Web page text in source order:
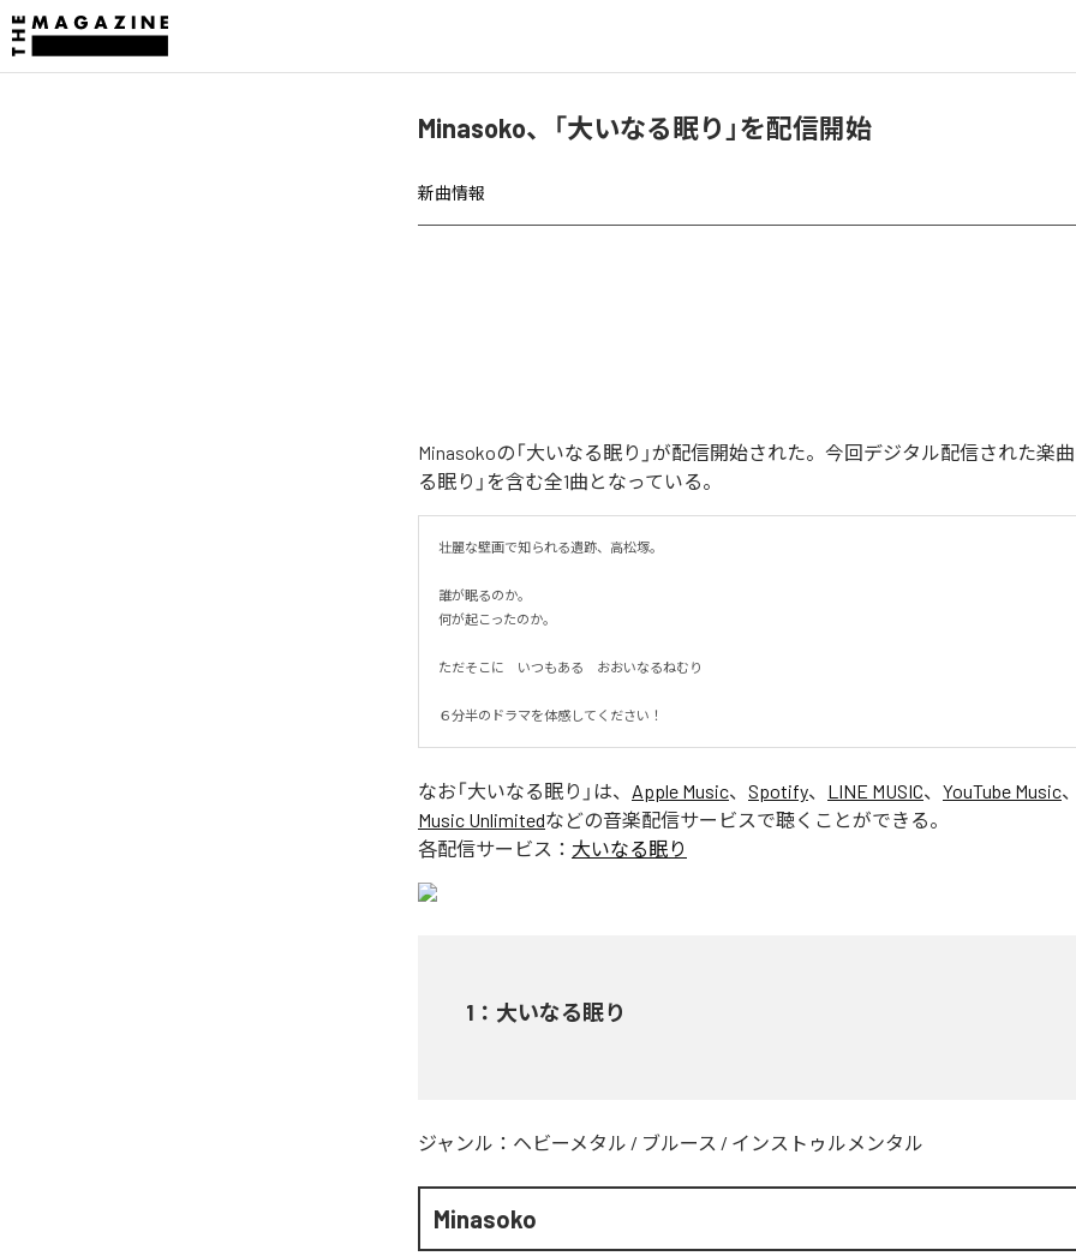
Minasoko、「大いなる眠り」を配信開始
新曲情報
Minasokoの「大いなる眠り」が配信開始された。今回デジタル配信された楽曲
る眠り」を含む全1曲となっている。
壮麗な壁画で知られる遺跡、高松塚。
誰が眠るのか。
何が起こったのか。
ただそこに　いつもある　おおいなるねむり
６分半のドラマを体感してください！
なお「大いなる眠り 」は、 Apple Music、 Spotify、 LINE MUSIC、 YouTube Music、
Music Unlimitedなどの音楽配信サービスで聴くことができる。
各配信サービス： 大いなる眠り
1 ： 大いなる眠り
ジャンル： ヘビーメタル / ブルース / インストゥルメンタル
Minasoko